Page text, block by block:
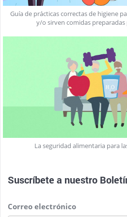
Guía de prácticas correctas de higiene
y/o sirven comidas
La seguridad alimentaria para
Suscríbete a nuestro
Correo electrónico